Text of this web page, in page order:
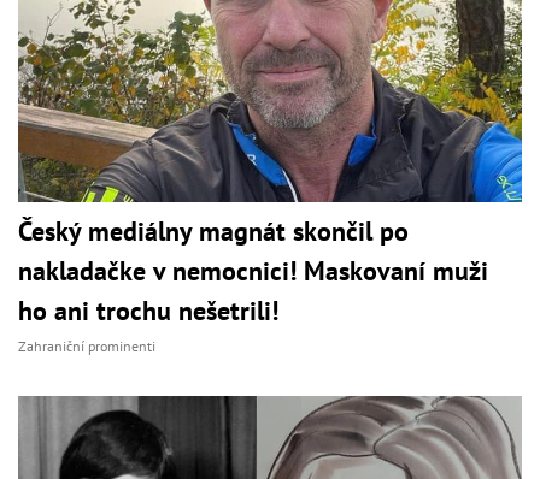
Český mediálny magnát skončil po
nakladačke v nemocnici! Maskovaní muži
ho ani trochu nešetrili!
Zahraniční prominenti